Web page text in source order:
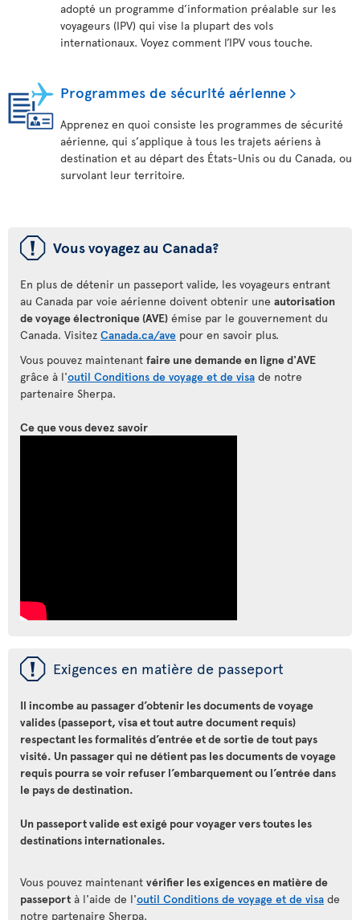
adopté un programme d’information préalable sur les
voyageurs (IPV) qui vise la plupart des vols
internationaux. Voyez comment l’IPV vous touche.
Programmes de sécurité aérienne
Apprenez en quoi consiste les programmes de sécurité
aérienne, qui s’applique à tous les trajets aériens à
destination et au départ des États-Unis ou du Canada, ou
survolant leur territoire.
ü Vous voyagez au Canada?
En plus de détenir un passeport valide, les voyageurs entrant
au Canada par voie aérienne doivent obtenir une autorisation
de voyage électronique (AVE) émise par le gouvernement du
Canada. Visitez Canada.ca/ave pour en savoir plus.
Vous pouvez maintenant faire une demande en ligne d'AVE
grâce à l'outil Conditions de voyage et de visa
partenaire Sherpa.
Ce que vous devez savoir
ü Exigences en matière de passeport
Il incombe au passager d’obtenir les documents de voyage
valides (passeport, visa et tout autre document requis)
respectant les formalités d’entrée et de sortie de tout pays
visité. Un passager qui ne détient pas les documents de voyage
requis pourra se voir refuser l’embarquement ou l’entrée dans
le pays de destination.
Un passeport valide est exigé pour voyager vers toutes les
destinations internationales.
Vous pouvez maintenant vérifier les exigences en matière de
passeport à l'aide de l'outil Conditions de voyage et de visa de
notre partenaire Sherpa.